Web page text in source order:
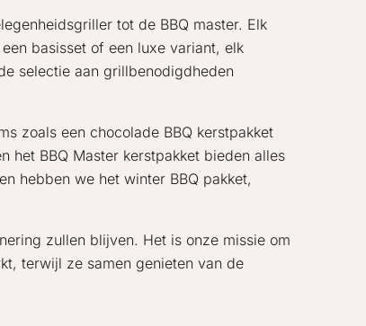
tot de BBQ master. Elk
basisset of een luxe variant, elk
selectie aan grillbenodigdheden
zoals een chocolade BBQ kerstpakket
het BBQ Master kerstpakket bieden alles
hebben we het winter BBQ pakket,
zullen blijven. Het is onze missie om
terwijl ze samen genieten van de